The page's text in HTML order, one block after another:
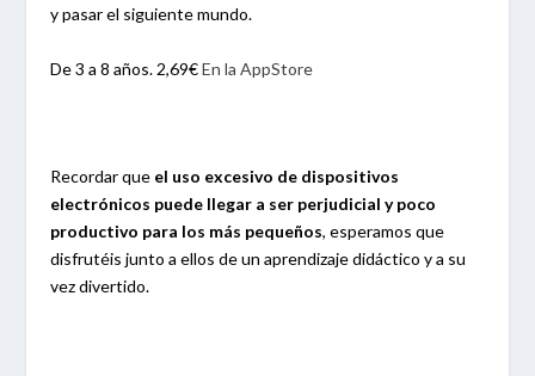
y pasar el siguiente mundo.
De 3 a 8 años. 2,69€En la AppStore
Recordar que el uso excesivo de dispositivos
electrónicos puede llegar a ser perjudicial y poco
productivo para los más pequeños, esperamos que
disfrutéis junto a ellos de un aprendizaje didáctico y a su
vez divertido.